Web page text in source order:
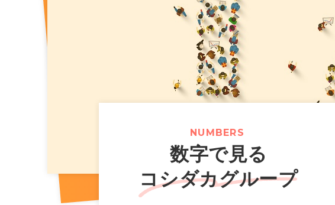
適時開示 ２０２６年８月期（第57期
ニュースリリース
【カラオケまねきねこ 盛岡
完備の新たなエンタメ空間が
ニュースリリース
【カラオケまねきねこ 古川
スタンプカードキャンペー
NUMBERS
数字で見る
コシダカグループ